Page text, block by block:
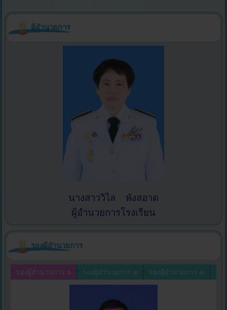
ผู้อำนวยการ
นางสาววิไล พังสอาด
ผู้อำนวยการโรงเรียน
รองผู้อำนวยการ
รองผู้อำนวยการ ๑ รองผู้อำนวยการ ๒ รองผู้อำนวยการ ๓